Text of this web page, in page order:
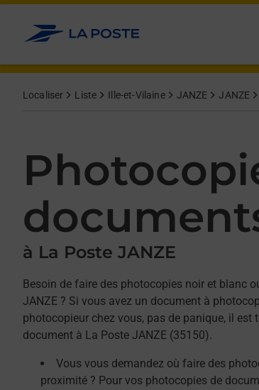
Allez au contenu
Localiser Liste Ille-et-Vilaine JANZE JANZE
à La Poste JANZE
Besoin de faire des photocopies noir et blanc
JANZE ? Si vous avez un document à
photocopieur chez vous, pas de panique, il
document à La Poste JANZE (35150).
Vous vous demandez où faire des
proximité ? Pour vos photocopies de
Afficher ou masquer la réponse
Afficher ou masquer la réponse
Afficher ou masquer la réponse